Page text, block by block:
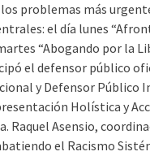
problemas más
el día lunes
“Abogando por la
el defensor público
y Defensor Público
Holística y
Raquel Asensio,
el Racismo